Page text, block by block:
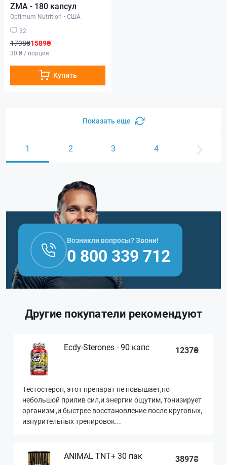
ZMA - 180 капсул
Optimum Nutrition • США
32
1798₴1589₴
30 ₴ / порция
Купить
Показать еще
1 2 3 4
Возникли вопросы? Звони!
0 800 339 712
Другие покупатели рекомендуют
Ecdy-Sterones - 90 капс 1237₴
Тестостерон, этот препарат не повышает,но
небольшой прилив сил,и энергии ощутим, тонизирует
организм ,и быстрее восстановление после круговых,
изнурительных тренировок...
ANIMAL TNT+ 30 пак 3897₴